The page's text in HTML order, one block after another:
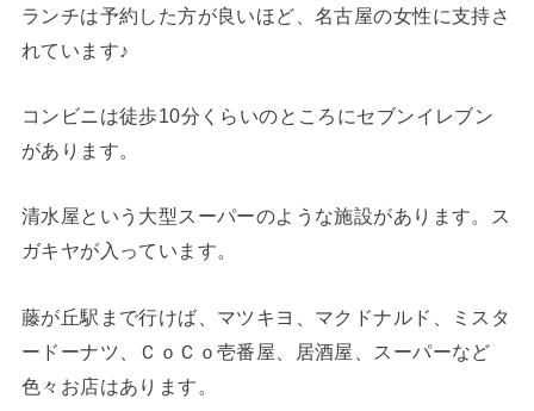
ランチは予約した方が良いほど、名古屋の女性に支持さ
れています♪
コンビニは徒歩10分くらいのところにセブンイレブン
があります。
清水屋という大型スーパーのような施設があります。ス
ガキヤが入っています。
藤が丘駅まで行けば、マツキヨ、マクドナルド、ミスタ
ードーナツ、ＣｏＣｏ壱番屋、居酒屋、スーパーなど
色々お店はあります。